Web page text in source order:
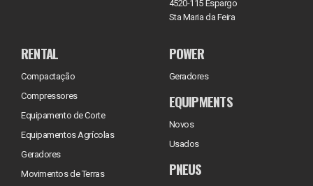
4520-115 Espargo
Sta Maria da Feira
RENTAL
Compactação
Compressores
Equipamento de Corte
Equipamentos Agrícolas
Geradores
Movimentos de Terras
POWER
Geradores
EQUIPMENTS
Novos
Usados
PNEUS